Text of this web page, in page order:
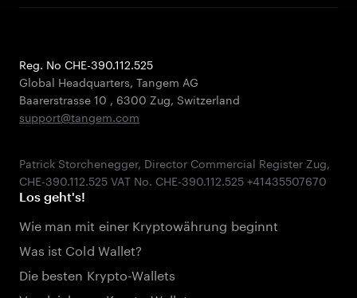
Reg. No CHE-390.112.525
Global Headquarters, Tangem AG
Baarerstrasse 10 , 6300 Zug, Switzerland
support@tangem.com
Patrick Storchenegger, Director Commercial Register Zug,
Los geht's!
Wie man mit einer Kryptowährung beginnt
Was ist Cold Wallet?
Die besten Krypto-Wallets